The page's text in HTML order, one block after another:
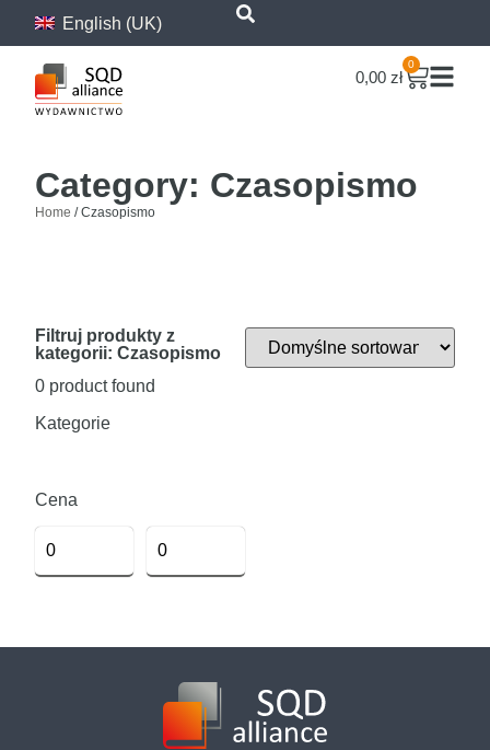
content
English (UK)
0,00 zł
0
Category: Czasopismo
Home / Czasopismo
Filtruj produkty z
kategorii: Czasopismo
0 product found
Kategorie
Cena